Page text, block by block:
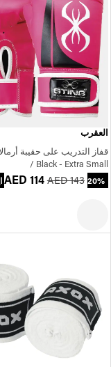
العقرب
/ Black - Extra Small
AED 114 AED 143 20% ايقاف